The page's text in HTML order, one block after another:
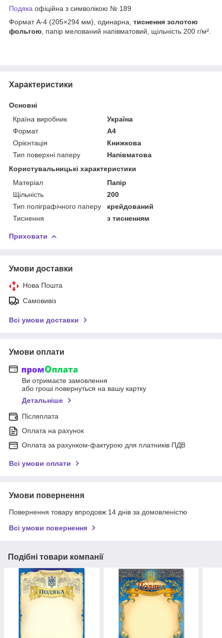
Подяка офіційна з символікою № 189
Формат А-4 (205×294 мм), одинарна, тиснення золотою
фольгою , папір мелований напівматовий, щільність 200 г/м².
Характеристики
Основні
Країна виробник
Україна
Формат
A4
Орієнтація
Книжкова
Тип поверхні паперу
Напівматова
Користувальницькі характеристики
Матеріал
Папір
Щільність
200
Тип поліграфічного паперу
крейдований
Тиснення
з тисненням
Приховати
Умови доставки
Нова Пошта
Самовивіз
Всі умови доставки
Умови оплати
Ви отримаєте замовлення
або гроші повернуться на вашу картку
Детальніше
Післяплата
Оплата на рахунок
Оплата за рахунком-фактурою для платників ПДВ
Всі умови оплати
Умови повернення
Повернення товару впродовж 14 днів за домовленістю
Всі умови повернення
Подібні товари компанії